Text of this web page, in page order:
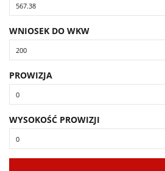
WNIOSEK DO WKW
PROWIZJA
WYSOKOŚĆ PROWIZJI